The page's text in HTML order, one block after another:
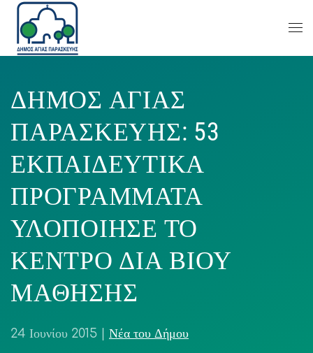
ΔΗΜΟΣ ΑΓΙΑΣ
ΠΑΡΑΣΚΕΥΗΣ: 53
ΕΚΠΑΙΔΕΥΤΙΚΑ
ΠΡΟΓΡΑΜΜΑΤΑ
ΥΛΟΠΟΙΗΣΕ ΤΟ
ΚΕΝΤΡΟ ΔΙΑ ΒΙΟΥ
ΜΑΘΗΣΗΣ
24 Ιουνίου 2015 Νέα του Δήμου